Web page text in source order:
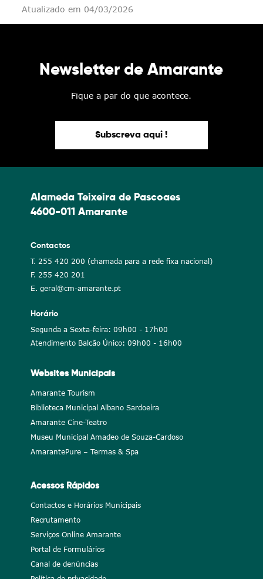
Atualizado em 04/03/2026
Newsletter de Amarante
Fique a par do que acontece.
Subscreva aqui !
Alameda Teixeira de Pascoaes
4600-011 Amarante
Contactos
T. 255 420 200 (chamada para a rede fixa nacional)
F. 255 420 201
E. geral@cm-amarante.pt
Horário
Segunda a Sexta-feira: 09h00 - 17h00
Atendimento Balcão Único: 09h00 - 16h00
Websites Municipais
Amarante Tourism
Biblioteca Municipal Albano Sardoeira
Amarante Cine-Teatro
Museu Municipal Amadeo de Souza-Cardoso
AmarantePure – Termas & Spa
Acessos Rápidos
Contactos e Horários Municipais
Recrutamento
Serviços Online Amarante
Portal de Formulários
Canal de denúncias